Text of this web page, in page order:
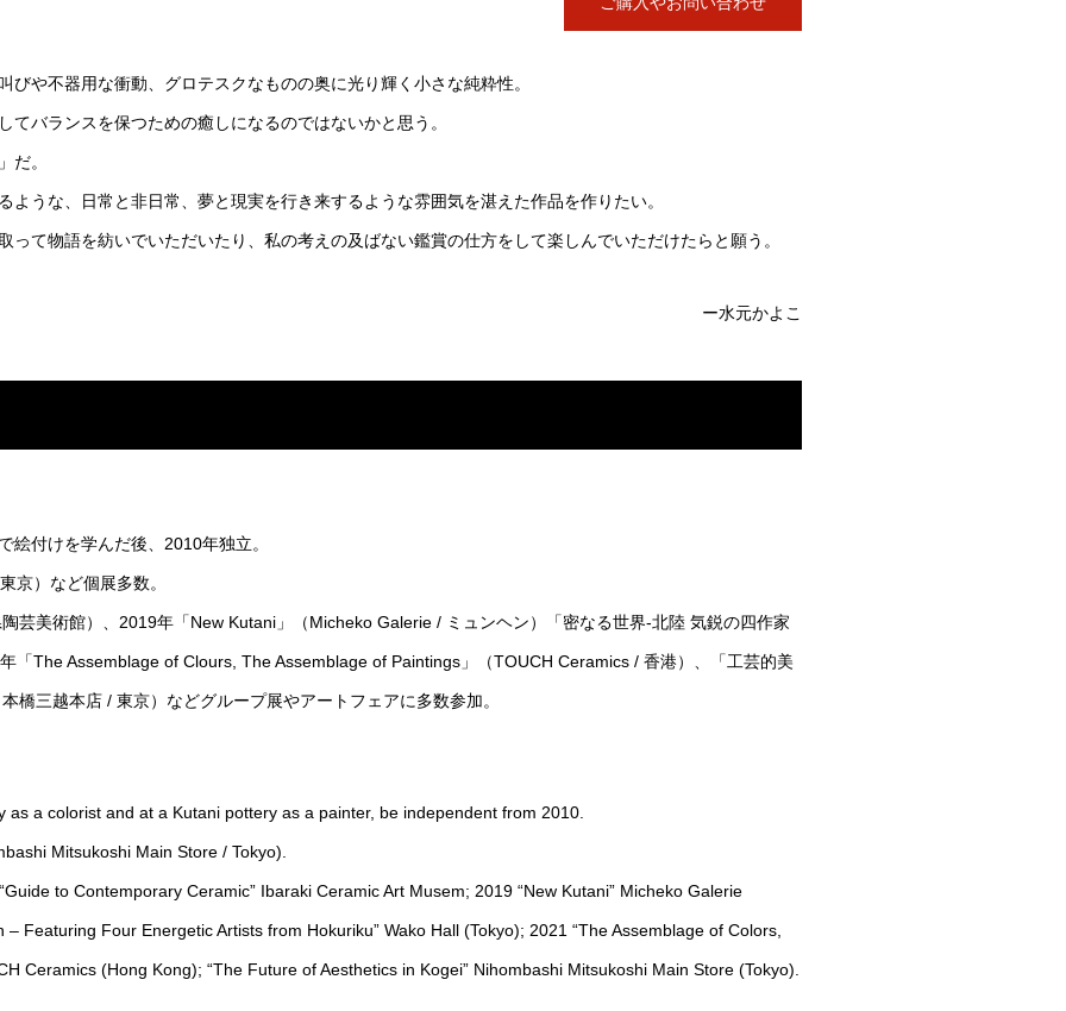
びや不器用な衝動、グロテスクなものの奥に光り輝く小さな純粋性。
てバランスを保つための癒しになるのではないかと思う。
だ。
ような、日常と非日常、夢と現実を行き来するような雰囲気を湛えた作品を作りたい。
って物語を紡いでいただいたり、私の考えの及ばない鑑賞の仕方をして楽しんでいただけたらと願う。
ー水元かよこ
絵付けを学んだ後、2010年独立。
京）など個展多数。
芸美術館）、2019年「New Kutani」（Micheko Galerie / ミュンヘン）「密なる世界-北陸 気鋭の四作家
「The Assemblage of Clours, The Assemblage of Paintings」（TOUCH Ceramics / 香港）、「工芸的美
橋三越本店 / 東京）などグループ展やアートフェアに多数参加。
as a colorist and at a Kutani pottery as a painter, be independent from 2010.
Mitsukoshi Main Store / Tokyo).
to Contemporary Ceramic” Ibaraki Ceramic Art Musem; 2019 “New Kutani” Micheko Galerie
Featuring Four Energetic Artists from Hokuriku” Wako Hall (Tokyo); 2021 “The Assemblage of Colors,
Ceramics (Hong Kong); “The Future of Aesthetics in Kogei” Nihombashi Mitsukoshi Main Store (Tokyo).